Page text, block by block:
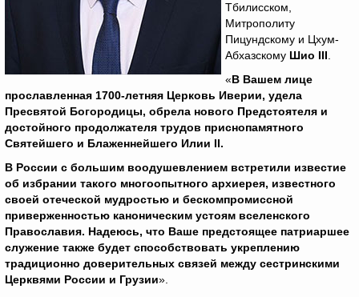
Тбилисском,
Митрополиту
Пицундскому и Цхум-
Абхазскому Шио III
«В Вашем лице
прославленная 1700-летняя Церковь Иверии, удела
Пресвятой Богородицы, обрела нового Предстоятеля и
достойного продолжателя трудов приснопамятного
Святейшего и Блаженнейшего Илии II.
В России с большим воодушевлением встретили известие
об избрании такого многоопытного архиерея, известного
своей отеческой мудростью и бескомпромиссной
приверженностью каноническим устоям вселенского
Православия. Надеюсь, что Ваше предстоящее патриаршее
служение также будет способствовать укреплению
традиционно доверительных связей между сестринскими
Церквями России и Грузии».